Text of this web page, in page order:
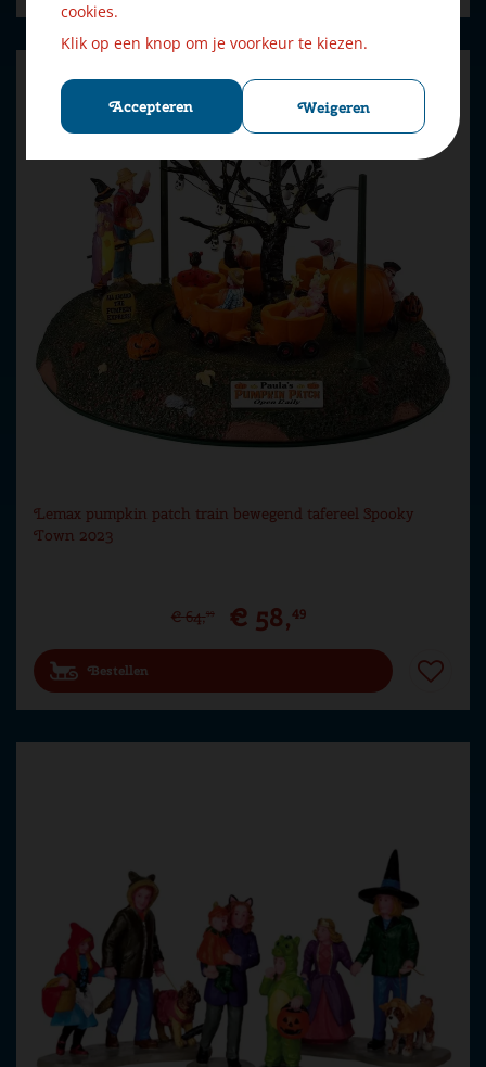
cookies.
Klik op een knop om je voorkeur te kiezen.
Accepteren Weigeren
Lemax pumpkin patch train bewegend tafereel Spooky
Town 2023
€ 64,99 € 58,49
Bestellen